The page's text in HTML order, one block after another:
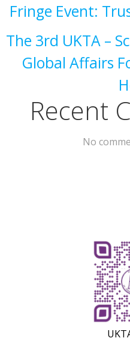
Fringe Event:
The 3rd UKTA –
Global Affairs
Recent
No